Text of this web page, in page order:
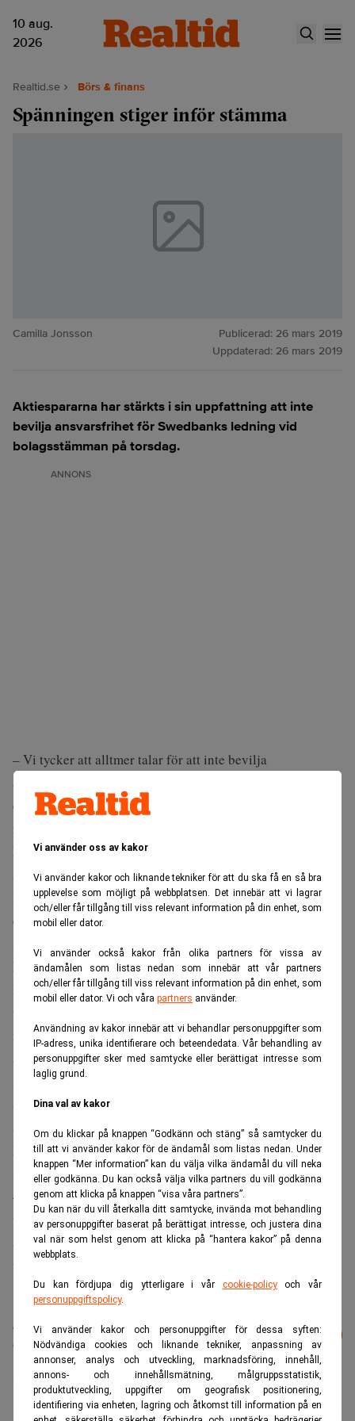
Vi använder oss av kakor
Vi använder kakor och liknande tekniker för att du ska få en så bra
upplevelse som möjligt på webbplatsen. Det innebär att vi lagrar
och/eller får tillgång till viss relevant information på din enhet, som
mobil eller dator.
Vi använder också kakor från olika partners för vissa av
ändamålen som listas nedan som innebär att vår partners
och/eller får tillgång till viss relevant information på din enhet, som
mobil eller dator. Vi och våra partners använder.
Användning av kakor innebär att vi behandlar personuppgifter som
IP-adress, unika identifierare och beteendedata. Vår behandling av
personuppgifter sker med samtycke eller berättigat intresse som
laglig grund.
Dina val av kakor
Om du klickar på knappen “Godkänn och stäng” så samtycker du
till att vi använder kakor för de ändamål som listas nedan. Under
knappen “Mer information” kan du välja vilka ändamål du vill neka
eller godkänna. Du kan också välja vilka partners du vill godkänna
genom att klicka på knappen “visa våra partners”.
Du kan när du vill återkalla ditt samtycke, invända mot behandling
av personuppgifter baserat på berättigat intresse, och justera dina
val när som helst genom att klicka på “hantera kakor” på denna
webbplats.
Du kan fördjupa dig ytterligare i vår cookie-policyoch vår
personuppgiftspolicy.
Vi använder kakor och personuppgifter för dessa syften:
Nödvändiga cookies och liknande tekniker, anpassning av
annonser, analys och utveckling, marknadsföring, innehåll,
annons- och innehållsmätning, målgruppsstatistik,
produktutveckling, uppgifter om geografisk positionering,
identifiering via enheten, lagring och åtkomst till information på en
10 aug.
2026
Realtid.se Börs & finans
Spänningen stiger inför stämma
Camilla Jonsson Publicerad: 26 mars 2019
Uppdaterad: 26 mars 2019
Aktiespararna har stärkts i sin uppfattning att inte
bevilja ansvarsfrihet för Swedbanks ledning vid
bolagsstämman på torsdag.
ANNONS
– Vi tycker att alltmer talar för att inte bevilja
ansvarsfrihet på bolagsstämman. Det är för många
oklarheter och för många signaler om att något inte står
rätt till i banken när det kommer till hur man arbetar mot
korruption och penningtvätt. Det säger Joacim Olsson, vd
Aktiespararna, till Sveriges Radio.
Inför stämman i Swedbank på torsdag står en sak i
centrum, och det är frågan om Swedbanks vd och styrelse
ska beviljas ansvarsfrihet eller inte efter de uppgifter som
kommit fram om misstänkt penningtvätt.
Enligt de nya uppgifter som SVT rapporterar om tisdagen
fanns det så sent som hösten 2018 fortfarande kvar kunder
i banken med kopplingar till den så kallade Magnitskij-
affären, då den ryska statskassan plundrades på omkring 2
miljarder kronor av korrupta statliga tjänstemän.
Storägarna AMF och Alecta har inte sagt hur de kommer
att rösta på stämman.
Folksam, en annan storägare, har fortsatt förtroende för
Swedbank.
– Ja, för närvarande står vi fast vid att rösta för
valberedningens förslag, då röstar vi också för
ansvarsfrihet, säger Carina Lundberg Markow, ansvarig
för ägarfrågor, till Sveriges Radio.
Läs mer från Realtid - vårt nyhetsbrev
är kostnadsfritt:
Prenumerera
Aktiespararna Birgitte Bonessen Swedbank